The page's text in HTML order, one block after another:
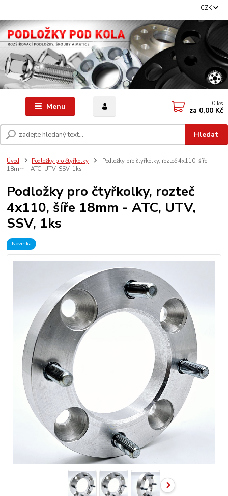
Menu
CZK
Hledat
0 ks
za 0,00 Kč
Úvod Podložky pro čtyřkolky
Podložky pro čtyřkolky, rozteč 4x110, šíře
18mm - ATC, UTV, SSV, 1ks
Podložky pro čtyřkolky, rozteč
4x110, šíře 18mm - ATC, UTV,
SSV, 1ks
Novinka